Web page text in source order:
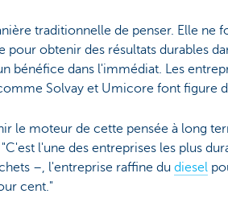
traditionnelle de penser. Elle ne
obtenir des résultats durables
bénéfice dans l'immédiat. Les
Solvay et Umicore font figure
le moteur de cette pensée à long
l'une des entreprises les plus
–, l'entreprise raffine du diesel
cent."